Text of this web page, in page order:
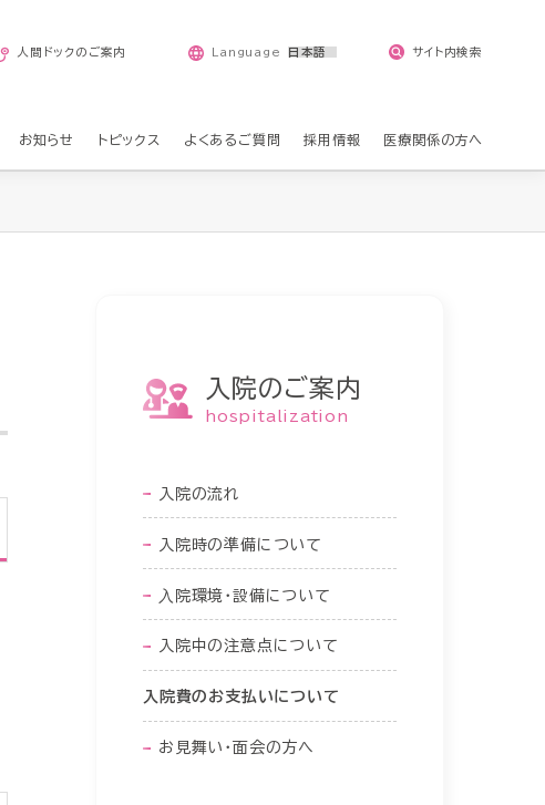
お知らせ トピックス よくあるご質問 採用情報 医療関係の方へ
人間ドックのご案内 Language サイト内検索
入院のご案内
hospitalization
入院の流れ
入院時の準備について
⼊院環境・設備について
入院中の注意点について
入院費のお支払いについて
お見舞い・面会の方へ